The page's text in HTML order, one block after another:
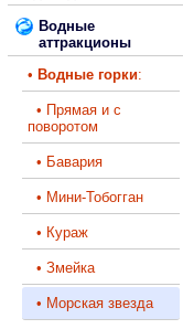
Водные
аттракционы
• Водные горки:
• Прямая и с
поворотом
• Бавария
• Мини-Тобогган
• Кураж
• Змейка
• Морская звезда